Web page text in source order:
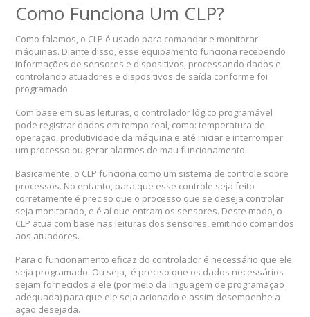
Como Funciona Um CLP?
Como falamos, o CLP é usado para comandar e monitorar
máquinas. Diante disso, esse equipamento funciona recebendo
informações de sensores e dispositivos, processando dados e
controlando atuadores e dispositivos de saída conforme foi
programado.
Com base em suas leituras, o controlador lógico programável
pode registrar dados em tempo real, como: temperatura de
operação, produtividade da máquina e até iniciar e interromper
um processo ou gerar alarmes de mau funcionamento.
Basicamente, o CLP funciona como um sistema de controle sobre
processos. No entanto, para que esse controle seja feito
corretamente é preciso que o processo que se deseja controlar
seja monitorado, e é aí que entram os sensores. Deste modo, o
CLP atua com base nas leituras dos sensores, emitindo comandos
aos atuadores.
Para o funcionamento eficaz do controlador é necessário que ele
seja programado. Ou seja, é preciso que os dados necessários
sejam fornecidos a ele (por meio da linguagem de programação
adequada) para que ele seja acionado e assim desempenhe a
ação desejada.